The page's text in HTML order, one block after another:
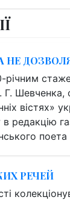
НЕ
річним
Г.
вістях»
редакцію
РЕЧЕЙ